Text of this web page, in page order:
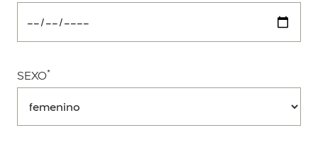
SEXO*